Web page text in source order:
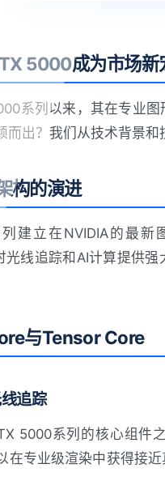
5000成为市场新
系列以来，其在专业
而出？我们从技术背景和
构的演进
列建立在NVIDIA的最
线追踪和AI计算提供
与Tensor Core
追踪
5000系列的核心组件
在专业级渲染中获得接